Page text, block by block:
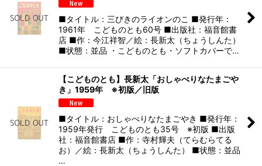
■タイトル：三びきのライオンのこ ■発行年：
1961年 こどものとも60号 ■出版社：福音館書
店 ■作：今江祥智／絵：長新太（ちょうしんた）
■状態：並品 ・こどものとも・ソフトカバーで…
【こどものとも】長新太「おしゃべりなたまごや
き」1959年 ※初版／旧版
■タイトル：おしゃべりなたまごやき ■発行年：
1959年発行 こどものとも35号 ※初版 ■出版
社：福音館書店 ■作：寺村輝夫（てらむらてる
お）／絵：長新太（ちょうしんた） ■状態：並品
…